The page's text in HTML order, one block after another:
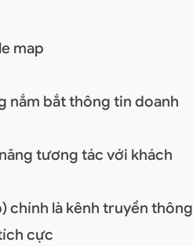
map
nắm bắt thông tin doanh
tương tác với khách
chính là kênh truyền thông
cực